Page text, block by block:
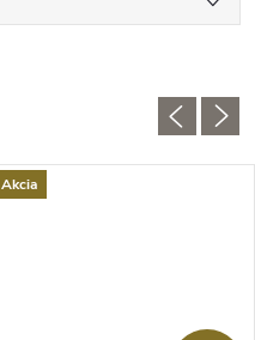
Akcia